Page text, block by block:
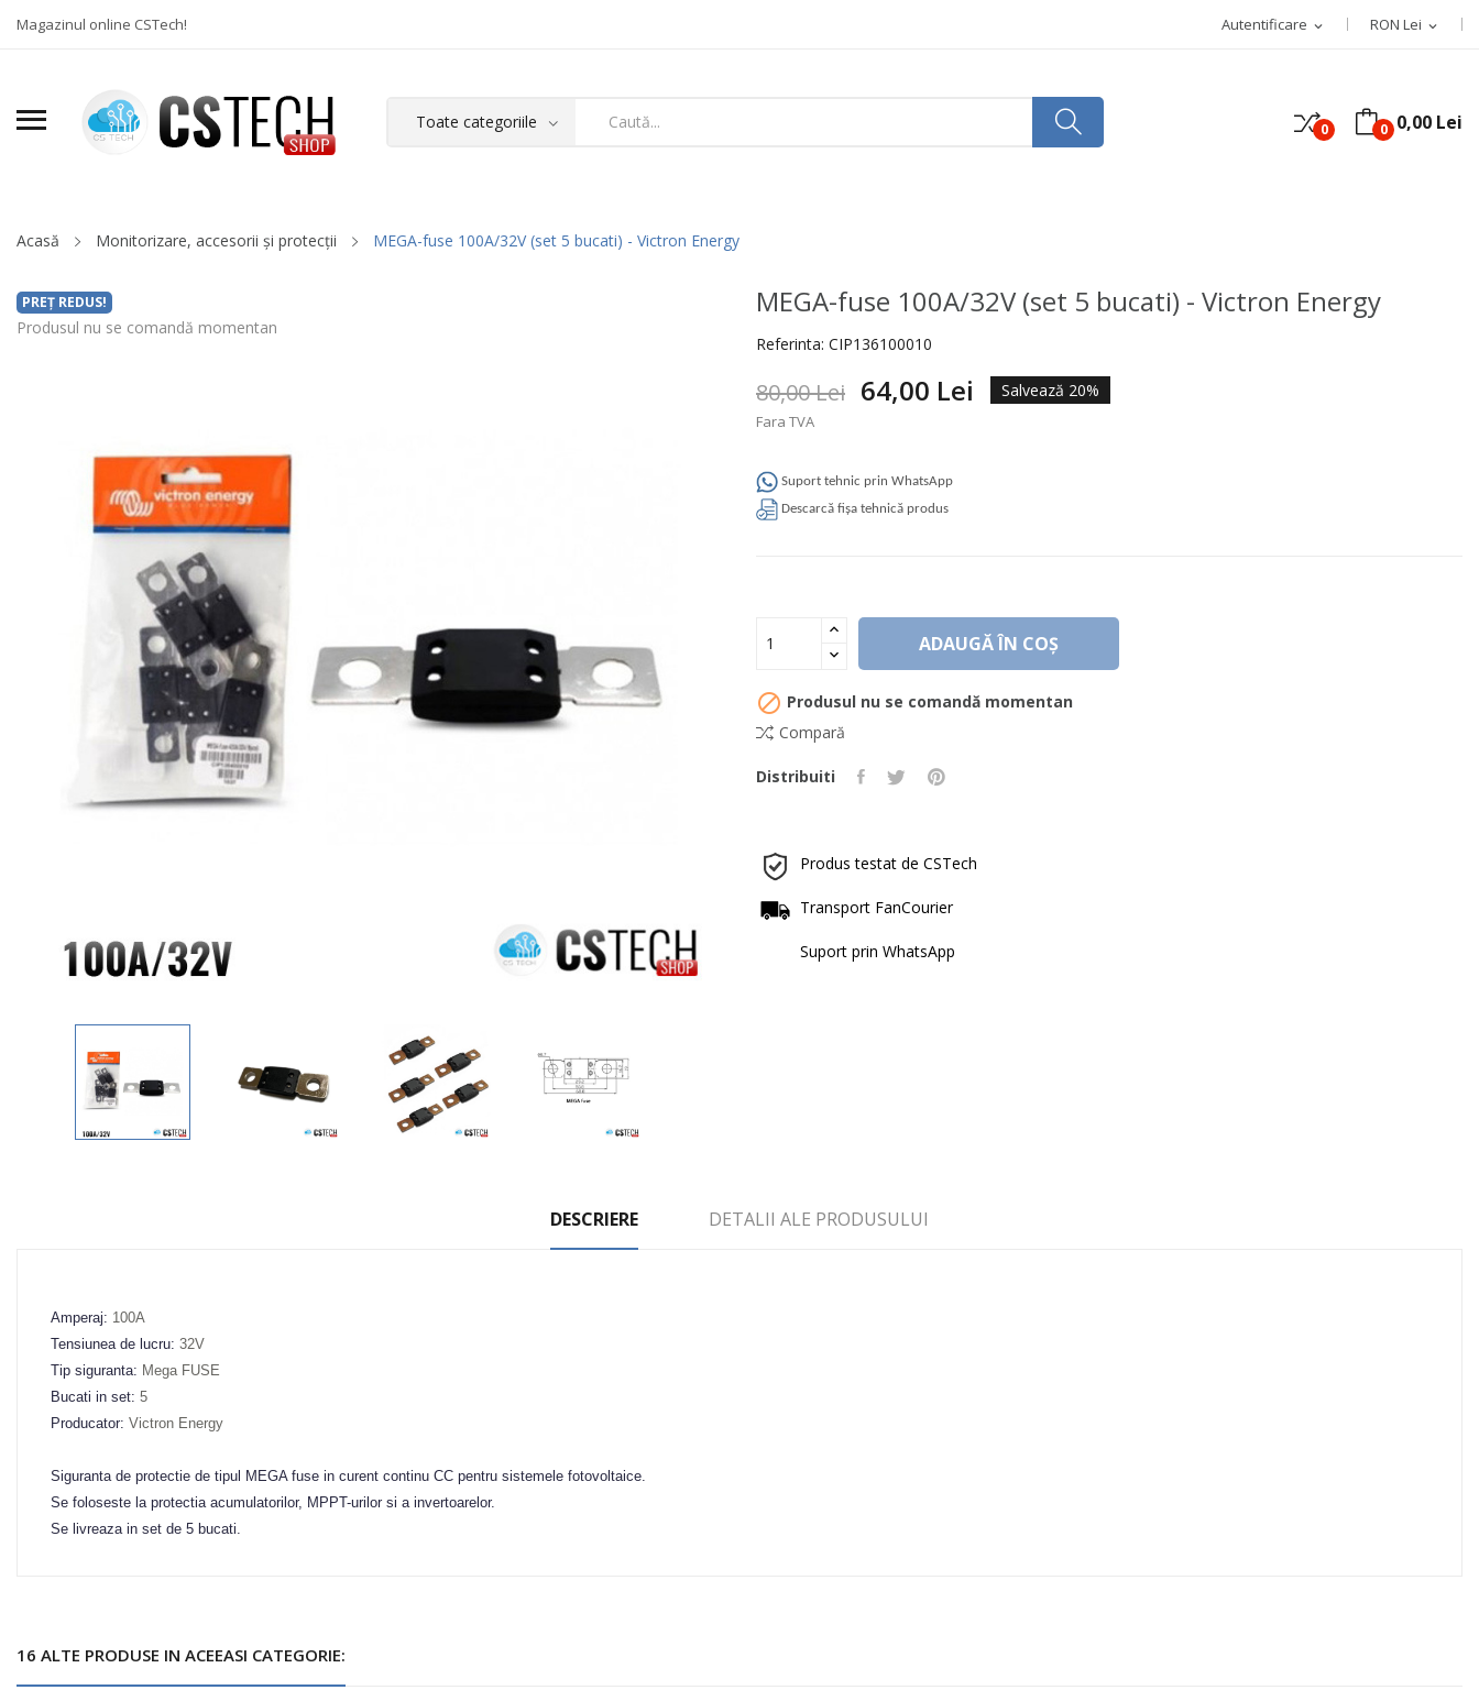
RON Lei expand_more
Autentificare expand_more
Magazinul online CSTech!
0 0,00 Lei
0
Acasă Monitorizare, accesorii și protecții MEGA-fuse 100A/32V (set 5 bucati) - Victron Energy
PREȚ REDUS!
Produsul nu se comandă momentan
MEGA-fuse 100A/32V (set 5 bucati) - Victron Energy
Referinta: CIP136100010
80,00 Lei 64,00 Lei Salvează 20%
Fara TVA
Suport tehnic prin WhatsApp
Descarcă fișa tehnică produs
ADAUGĂ ÎN COȘ
 Produsul nu se comandă momentan
Compară
Distribuiti
Produs testat de CSTech
Transport FanCourier
Suport prin WhatsApp
DESCRIERE DETALII ALE PRODUSULUI
Amperaj: 100A
Tensiunea de lucru: 32V
Tip siguranta: Mega FUSE
Bucati in set: 5
Producator: Victron Energy
Siguranta de protectie de tipul MEGA fuse in curent continu CC pentru sistemele fotovoltaice.
Se foloseste la protectia acumulatorilor, MPPT-urilor si a invertoarelor.
Se livreaza in set de 5 bucati.
16 ALTE PRODUSE IN ACEEASI CATEGORIE: